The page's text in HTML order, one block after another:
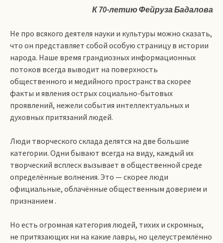
К 70-летию Фейруза Бадалова
Не про всякого деятеля науки и культуры можно сказать,
что он представляет собой особую страницу в истории
народа. Наше время грандиозных информационных
потоков всегда выводит на поверхность
общественного и медийного пространства скорее
факты и явления острых социально-бытовых
проявлений, нежели события интеллектуальных и
духовных притязаний людей.
Люди творческого склада делятся на две большие
категории. Одни бывают всегда на виду, каждый их
творческий всплеск вызывает в общественной среде
определённые волнения. Это — скорее люди
официальные, облачённые общественным доверием и
признанием .
Но есть огромная категория людей, тихих и скромных,
не притязающих ни на какие лавры, но целеустремлённо